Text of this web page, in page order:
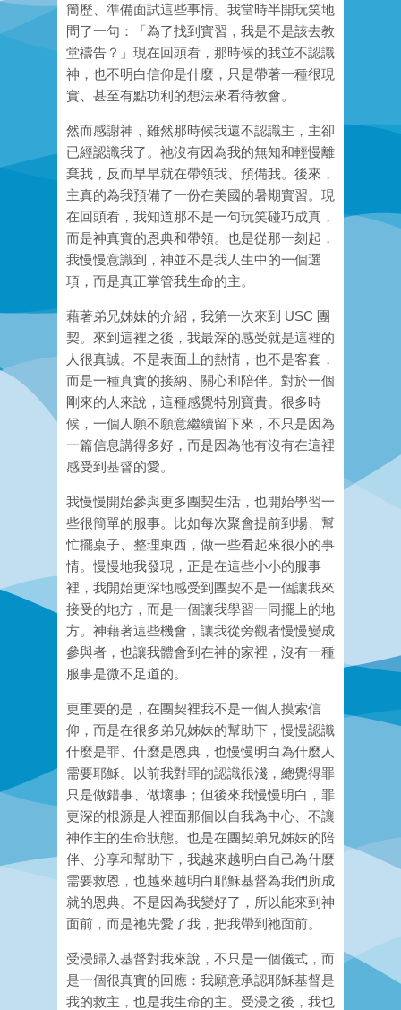
簡歷、準備面試這些事情。我當時半開玩笑地
問了一句：「為了找到實習，我是不是該去教
堂禱告？」現在回頭看，那時候的我並不認識
神，也不明白信仰是什麼，只是帶著一種很現
實、甚至有點功利的想法來看待教會。
然而感謝神，雖然那時候我還不認識主，主卻
已經認識我了。祂沒有因為我的無知和輕慢離
棄我，反而早早就在帶領我、預備我。後來，
主真的為我預備了一份在美國的暑期實習。現
在回頭看，我知道那不是一句玩笑碰巧成真，
而是神真實的恩典和帶領。也是從那一刻起，
我慢慢意識到，神並不是我人生中的一個選
項，而是真正掌管我生命的主。
藉著弟兄姊妹的介紹，我第一次來到 USC 團
契。來到這裡之後，我最深的感受就是這裡的
人很真誠。不是表面上的熱情，也不是客套，
而是一種真實的接納、關心和陪伴。對於一個
剛來的人來說，這種感覺特別寶貴。很多時
候，一個人願不願意繼續留下來，不只是因為
一篇信息講得多好，而是因為他有沒有在這裡
感受到基督的愛。
我慢慢開始參與更多團契生活，也開始學習一
些很簡單的服事。比如每次聚會提前到場、幫
忙擺桌子、整理東西，做一些看起來很小的事
情。慢慢地我發現，正是在這些小小的服事
裡，我開始更深地感受到團契不是一個讓我來
接受的地方，而是一個讓我學習一同擺上的地
方。神藉著這些機會，讓我從旁觀者慢慢變成
參與者，也讓我體會到在神的家裡，沒有一種
服事是微不足道的。
更重要的是，在團契裡我不是一個人摸索信
仰，而是在很多弟兄姊妹的幫助下，慢慢認識
什麼是罪、什麼是恩典，也慢慢明白為什麼人
需要耶穌。以前我對罪的認識很淺，總覺得罪
只是做錯事、做壞事；但後來我慢慢明白，罪
更深的根源是人裡面那個以自我為中心、不讓
神作主的生命狀態。也是在團契弟兄姊妹的陪
伴、分享和幫助下，我越來越明白自己為什麼
需要救恩，也越來越明白耶穌基督為我們所成
就的恩典。不是因為我變好了，所以能來到神
面前，而是祂先愛了我，把我帶到祂面前。
受浸歸入基督對我來說，不只是一個儀式，而
是一個很真實的回應：我願意承認耶穌基督是
我的救主，也是我生命的主。受浸之後，我也